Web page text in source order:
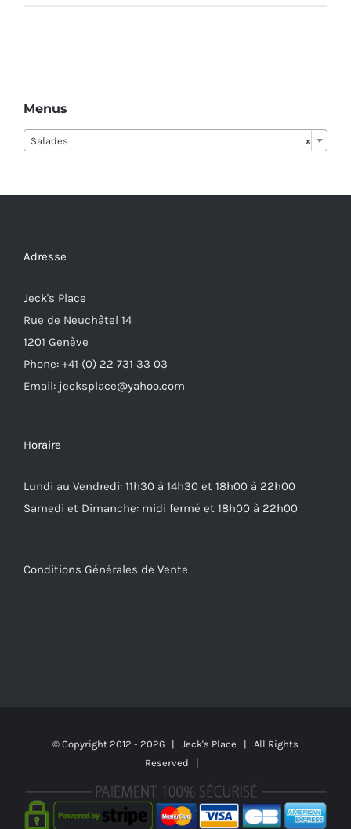
Menus
×
Salades
Adresse
Jeck's Place
Rue de Neuchâtel 14
1201 Genève
Phone: +41 (0) 22 731 33 03
Email: jecksplace@yahoo.com
Horaire
Lundi au Vendredi: 11h30 à 14h30 et 18h00 à 22h00
Samedi et Dimanche: midi fermé et 18h00 à 22h00
Conditions Générales de Vente
© Copyright 2012 - 2026 | Jeck's Place | All Rights
Reserved |